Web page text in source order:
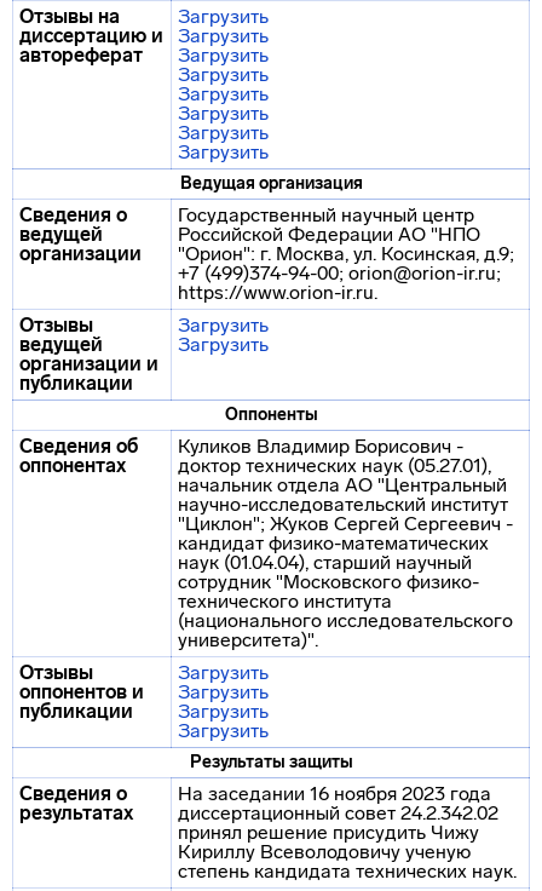
Отзывы на
диссертацию и
автореферат
Загрузить
Загрузить
Загрузить
Загрузить
Загрузить
Загрузить
Загрузить
Загрузить
Ведущая организация
Сведения о
ведущей
организации
Государственный научный центр
Российской Федерации АО "НПО
"Орион": г. Москва, ул. Косинская, д.9;
+7 (499)374-94-00; orion@orion-ir.ru;
https://www.orion-ir.ru.
Отзывы
ведущей
организации и
публикации
Загрузить
Загрузить
Оппоненты
Сведения об
оппонентах
Куликов Владимир Борисович -
доктор технических наук (05.27.01),
начальник отдела АО "Центральный
научно-исследовательский институт
"Циклон"; Жуков Сергей Сергеевич -
кандидат физико-математических
наук (01.04.04), старший научный
сотрудник "Московского физико-
технического института
(национального исследовательского
университета)".
Отзывы
оппонентов и
публикации
Загрузить
Загрузить
Загрузить
Загрузить
Результаты защиты
Сведения о
результатах
На заседании 16 ноября 2023 года
диссертационный совет 24.2.342.02
принял решение присудить Чижу
Кириллу Всеволодовичу ученую
степень кандидата технических наук.